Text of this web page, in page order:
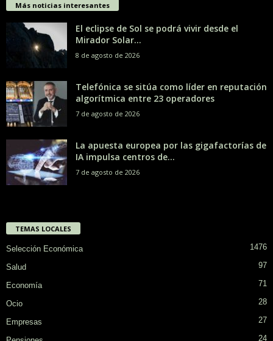
Más noticias interesantes
El eclipse de Sol se podrá vivir desde el
Mirador Solar...
8 de agosto de 2026
Telefónica se sitúa como líder en reputación
algorítmica entre 23 operadores
7 de agosto de 2026
La apuesta europea por las gigafactorías de
IA impulsa centros de...
7 de agosto de 2026
TEMAS LOCALES
Selección Económica 1476
Salud 97
Economía 71
Ocio 28
Empresas 27
24